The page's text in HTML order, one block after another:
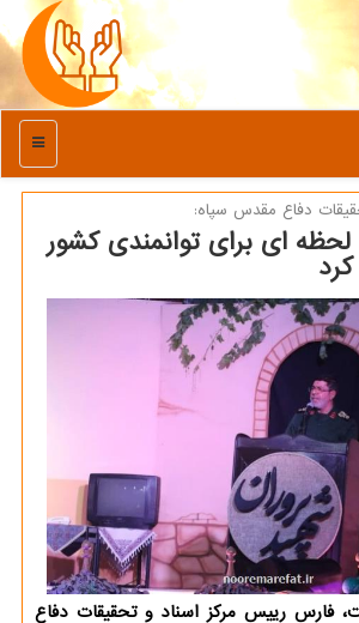
منو
دفاع مقدس سپاه:
لحظه ای برای توانمندی کشور
فارس رییس مرکز اسناد و تحقیقات دفاع